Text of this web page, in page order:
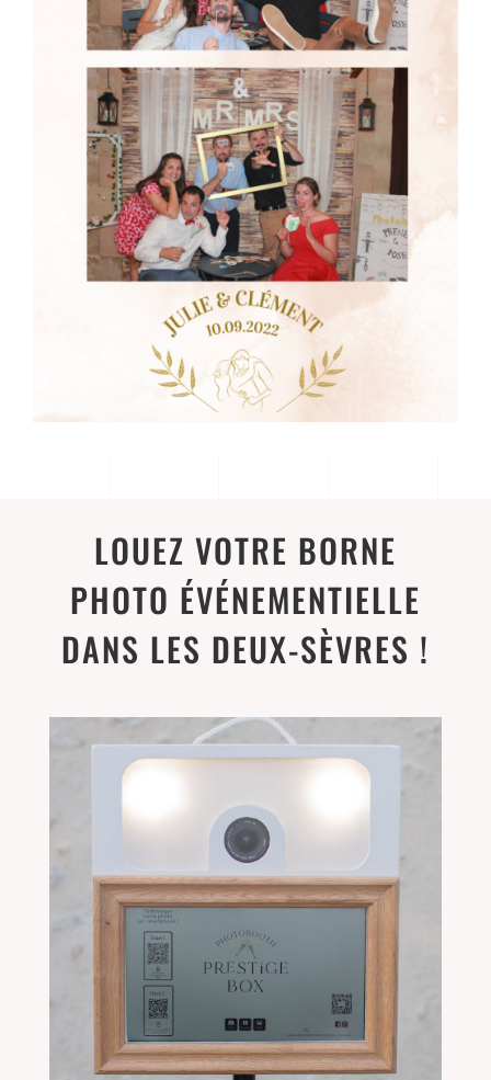
LOUEZ VOTRE BORNE
PHOTO ÉVÉNEMENTIELLE
DANS LES DEUX-SÈVRES !